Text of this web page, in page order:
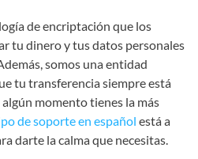
de encriptación que los
tu dinero y tus datos personales
somos una entidad
tu transferencia siempre está
momento tienes la más
de soporte en español está a
darte la calma que necesitas.